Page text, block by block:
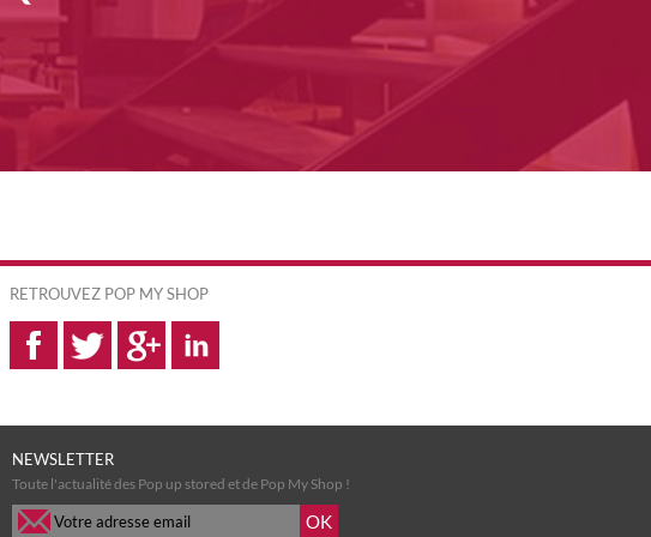
RETROUVEZ POP MY SHOP
NEWSLETTER
Toute l'actualité des Pop up stored et de Pop My Shop !